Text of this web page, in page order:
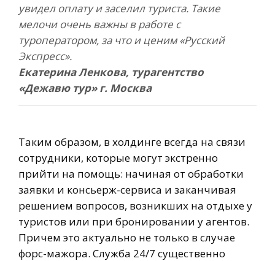
увидел оплату и заселил туриста. Такие
мелочи очень важны в работе с
туроператором, за что и ценим «Русский
Экспресс».
Екатерина Ленкова, турагентство
«Дежавю тур» г. Москва
Таким образом, в холдинге всегда на связи
сотрудники, которые могут экстренно
прийти на помощь: начиная от обработки
заявки и консьерж-сервиса и заканчивая
решением вопросов, возникших на отдыхе у
туристов или при бронировании у агентов.
Причем это актуально не только в случае
форс-мажора. Служба 24/7 существенно